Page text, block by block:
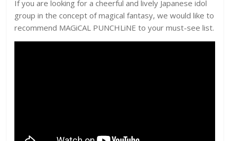
If you are looking for a cheerful and lively Japanese idol
group in the concept of magical fantasy, we would like to
recommend MAGiCAL PUNCHLiNE to your must-see list.